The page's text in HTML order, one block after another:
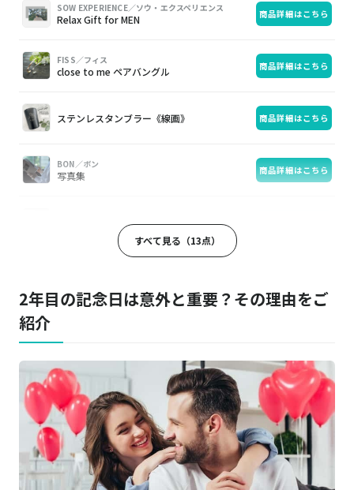
SOW EXPERIENCE／ソウ・エクスペリエンス
Relax Gift for MEN 商品詳細はこちら
FISS／フィス
close to me ペアバングル 商品詳細はこちら
ステンレスタンブラー《線画》 商品詳細はこちら
BON／ボン
写真集 商品詳細はこちら
土屋鞄製造所
ウルバーノ ベルトカードケース 商品詳細はこちら
JOGGO／ジョッゴ
スリムキーケース 商品詳細はこちら
名入れベアキーリング 商品詳細はこちら
すべて見る（13点）
2年目の記念日は意外と重要？その理由をご
紹介